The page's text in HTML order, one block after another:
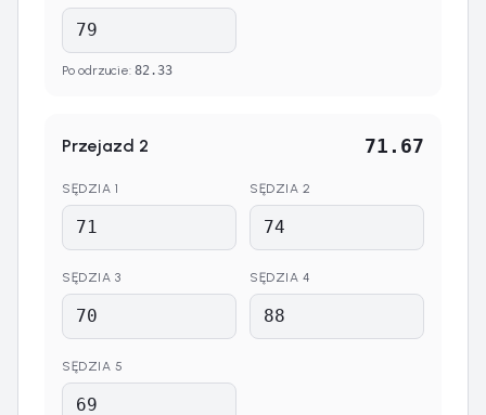
Po odrzucie: 82.33
Przejazd 2 71.67
SĘDZIA 1 SĘDZIA 2
SĘDZIA 3 SĘDZIA 4
SĘDZIA 5